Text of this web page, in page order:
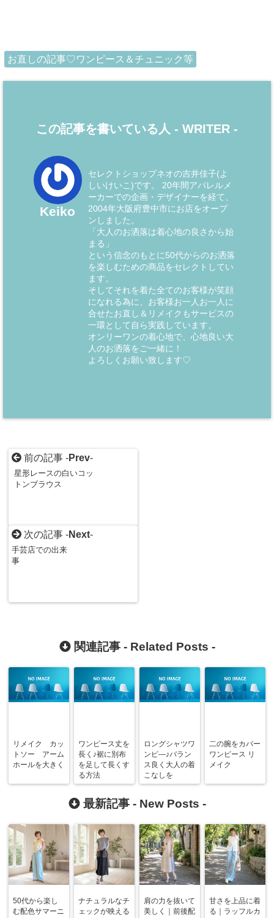
お直しの記事♡ワンピース＆チュニック等
この記事を書いている人 - WRITER -
Keiko
セレクトショップネオの吉井佳子(よ
しいけいこ)です。 20年間アパレルメ
ーカーでの企画・デザイナーを経て、
2004年大阪府豊中市にお店をオープ
ンしました。
「大人のお洒落は着心地の良さから始
まる」
という信念のもとに50代からのお洒落
を楽しむための商品をセレクトしてい
ます。
そしてそれを着た全てのお客様が笑顔
になれる為に、お客様お一人お一人に
合せたお直し＆リメイクもサービスの
一環として自ら実践しています。
オンリーワンの着心地で、心地良い大
人のお洒落をご一緒に！
よろしくお願い致します♡
前の記事 -Prev-
星形レースの白いコッ
トンブラウス
次の記事 -Next-
手芸店での出来
事
関連記事 - Related Posts -
リメイク カッ
トソー アーム
ホールを大きく
ワンピース丈を
長く♪裾に別布
を足して長くす
る方法
ロングシャツワ
ンピ―♪バラン
ス良く大人の着
こなしを
二の腕をカバー
ワンピース リ
メイク
最新記事 - New Posts -
50代から楽し
む配色サマーニ
ナチュラルなチ
ェックが映える
肩の力を抜いて
美しく｜前後配
甘さを上品に着
る｜ラッフルカ